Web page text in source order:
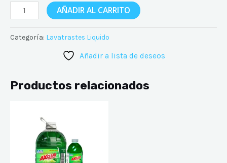
AÑADIR AL CARRITO
Categoría: Lavatrastes Liquido
Añadir a lista de deseos
Productos relacionados